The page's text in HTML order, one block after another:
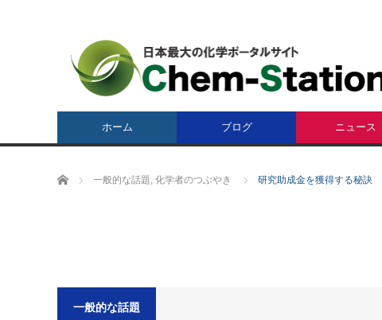
ホーム ブログ ニュース
ホーム 一般的な話題, 化学者のつぶやき 研究助成金を獲得する秘訣
一般的な話題